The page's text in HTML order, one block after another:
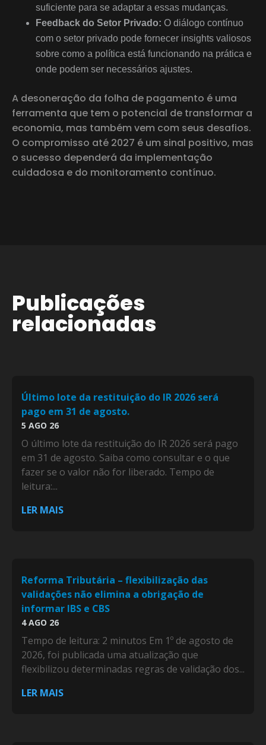
suficiente para se adaptar a essas mudanças.
Feedback do Setor Privado: O diálogo contínuo
com o setor privado pode fornecer insights valiosos
sobre como a política está funcionando na prática e
onde podem ser necessários ajustes.
A desoneração da folha de pagamento é uma
ferramenta que tem o potencial de transformar a
economia, mas também vem com seus desafios.
O compromisso até 2027 é um sinal positivo, mas
o sucesso dependerá da implementação
cuidadosa e do monitoramento contínuo.
Publicações
relacionadas
Último lote da restituição do IR 2026 será
pago em 31 de agosto.
5 AGO 26
O último lote da restituição do IR 2026 será pago
em 31 de agosto. Saiba como consultar e o que
fazer se o valor não for liberado. Tempo de
leitura:...
LER MAIS
Reforma Tributária – flexibilização das
validações não elimina a obrigação de
informar IBS e CBS
4 AGO 26
Tempo de leitura: 2 minutos Em 1º de agosto de
2026, foi publicada uma atualização que
flexibilizou determinadas regras de validação dos...
LER MAIS